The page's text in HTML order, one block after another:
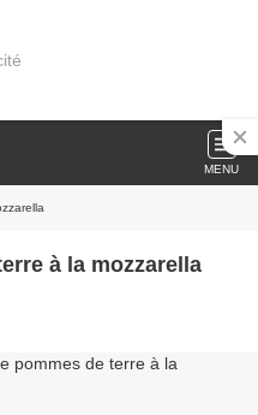
MENU
à la mozzarella